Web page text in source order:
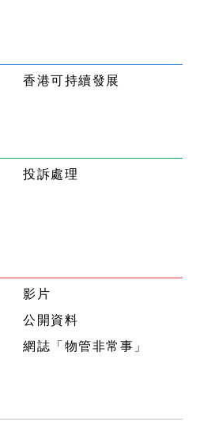
香港可持續發展
投訴處理
影片
公開資料
網誌「物管非常事」